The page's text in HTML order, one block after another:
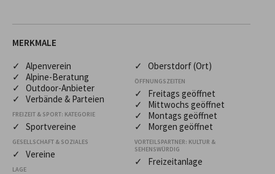
MERKMALE
✓ Alpenverein
✓ Alpine-Beratung
✓ Outdoor-Anbieter
✓ Verbände & Parteien
FREIZEIT & SPORT: KATEGORIE
✓ Sportvereine
GESELLSCHAFT & SOZIALES
✓ Vereine
LAGE
✓ Oberstdorf (Ort)
ÖFFNUNGSZEITEN
✓ Freitags geöffnet
✓ Mittwochs geöffnet
✓ Montags geöffnet
✓ Morgen geöffnet
VORTEILSPARTNER: KULTUR &
SEHENSWÜRDIG
✓ Freizeitanlage